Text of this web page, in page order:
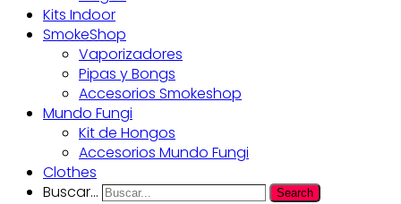
Kits Indoor
SmokeShop
Vaporizadores
Pipas y Bongs
Accesorios Smokeshop
Mundo Fungi
Kit de Hongos
Accesorios Mundo Fungi
Clothes
Buscar...
Search